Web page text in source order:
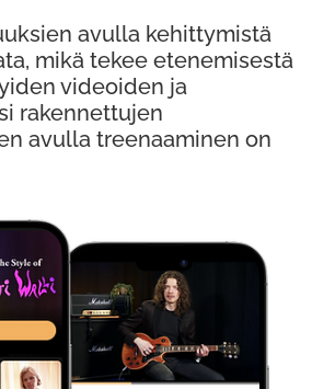
Ilmaiseksi
avulla kehittymistä
mikä tekee etenemisestä
videoiden ja
rakennettujen
avulla treenaaminen on